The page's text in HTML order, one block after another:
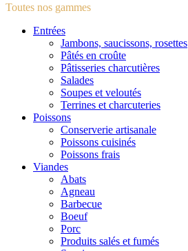
Toutes nos gammes
Entrées
Jambons, saucissons, rosettes
Pâtés en croûte
Pâtisseries charcutières
Salades
Soupes et veloutés
Terrines et charcuteries
Poissons
Conserverie artisanale
Poissons cuisinés
Poissons frais
Viandes
Abats
Agneau
Barbecue
Boeuf
Porc
Produits salés et fumés